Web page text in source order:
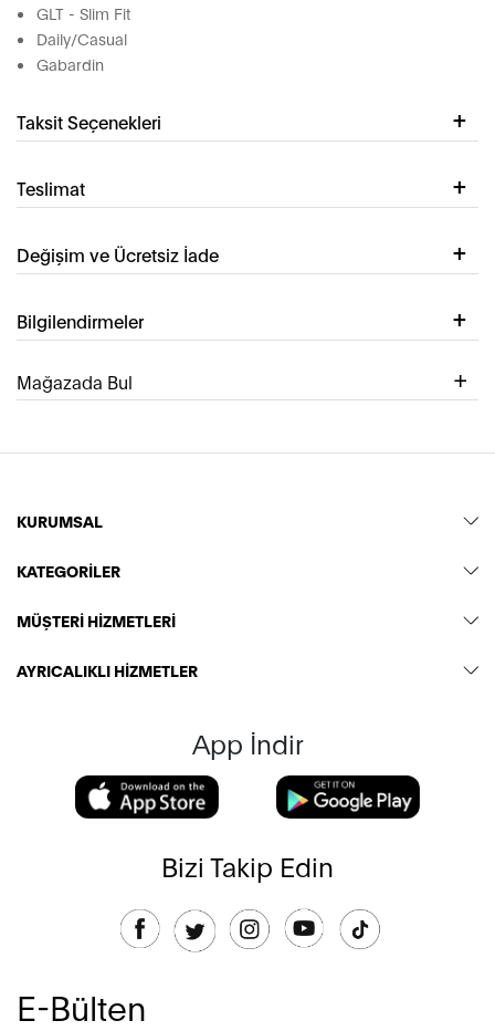
GLT - Slim Fit
Daily/Casual
Gabardin
Taksit Seçenekleri
Teslimat
Değişim ve Ücretsiz İade
Bilgilendirmeler
Mağazada Bul
KURUMSAL
KATEGORİLER
MÜŞTERİ HİZMETLERİ
AYRICALIKLI HİZMETLER
App İndir
Bizi Takip Edin
E-Bülten